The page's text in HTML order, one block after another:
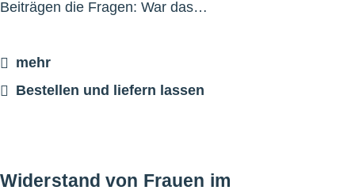
Beiträgen die Fragen: War das…
mehr
Bestellen und liefern lassen
Widerstand von Frauen im